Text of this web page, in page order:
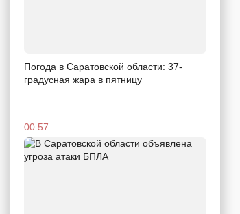
Погода в Саратовской области: 37-
градусная жара в пятницу
00:57